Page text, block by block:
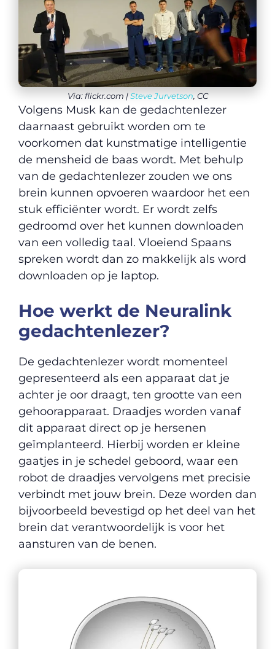
Via: flickr.com |Steve Jurvetson, CC
Volgens Musk kan de gedachtenlezer
daarnaast gebruikt worden om te
voorkomen dat kunstmatige intelligentie
de mensheid de baas wordt. Met behulp
van de gedachtenlezer zouden we ons
brein kunnen opvoeren waardoor het een
stuk efficiënter wordt. Er wordt zelfs
gedroomd over het kunnen downloaden
van een volledig taal. Vloeiend Spaans
spreken wordt dan zo makkelijk als word
downloaden op je laptop.
Hoe werkt de Neuralink
gedachtenlezer?
De gedachtenlezer wordt momenteel
gepresenteerd als een apparaat dat je
achter je oor draagt, ten grootte van een
gehoorapparaat. Draadjes worden vanaf
dit apparaat direct op je hersenen
geïmplanteerd. Hierbij worden er kleine
gaatjes in je schedel geboord, waar een
robot de draadjes vervolgens met precisie
verbindt met jouw brein. Deze worden dan
bijvoorbeeld bevestigd op het deel van het
brein dat verantwoordelijk is voor het
aansturen van de benen.